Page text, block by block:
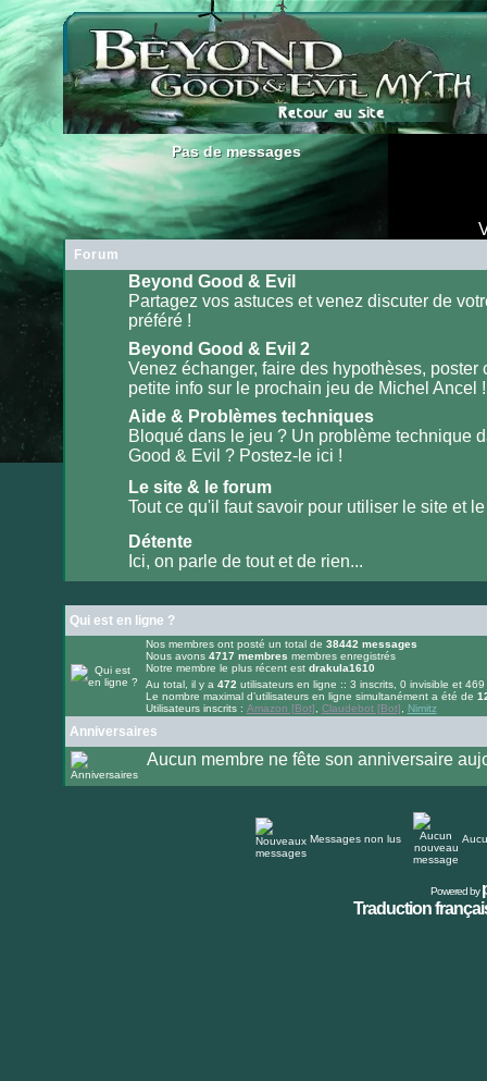
Pas de messages
Pas de messages
Forum
Aucun
message
non
Beyond Good & Evil
Partagez vos astuces et venez discuter de
préféré !
Aucun
message
non
lu
Beyond Good & Evil 2
Venez échanger, faire des hypothèses, poster
petite info sur le prochain jeu de Michel Ancel !
Aucun
non
Aide & Problèmes techniques
Bloqué dans le jeu ? Un problème technique
Good & Evil ? Postez-le ici !
non
Le site & le forum
Tout ce qu'il faut savoir pour utiliser le site et le
Aucun
message
lu
Détente
Ici, on parle de tout et de rien...
Qui est en ligne ?
Nos membres ont posté un total de 38442 messages
Nous avons 4717 membres membres enregistrés
Notre membre le plus récent est drakula1610
Au total, il y a 472 utilisateurs en ligne :: 3 inscrits, 0 invisible et 469
Le nombre maximal d’utilisateurs en ligne simultanément a été de
Utilisateurs inscrits : Amazon [Bot] Claudebot [Bot] Nimitz
Anniversaires
Aucun membre ne fête son anniversaire
Messages non lus
Powered by
Traduction